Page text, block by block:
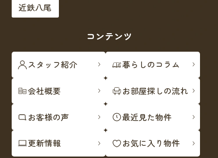
近鉄八尾
コンテンツ
スタッフ紹介 暮らしのコラム
会社概要 お部屋探しの流れ
お客様の声 最近見た物件
更新情報 お気に入り物件